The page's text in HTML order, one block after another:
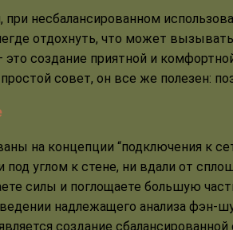
несбалансированном
отдохнуть, что может
создание приятной и
совет, он все же полезен:
на концепции “подключения к
под углом к стене, ни вдали от
силы и поглощаете большую
надлежащего анализа фэн-
создание